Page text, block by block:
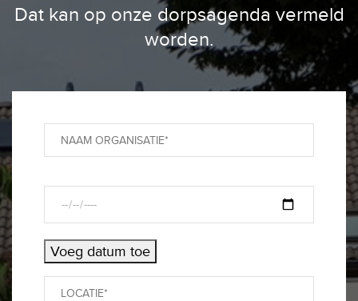
Dat kan op onze dorpsagenda vermeld
worden.
Voeg datum toe